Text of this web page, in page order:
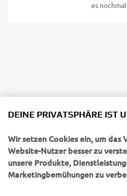
es
UNTERNEHMEN
B2B
DEINE PRIVATSPHÄRE IST
Wir setzen Cookies ein, um das
Website-Nutzer besser zu
unsere Produkte,
Marketingbemühungen zu